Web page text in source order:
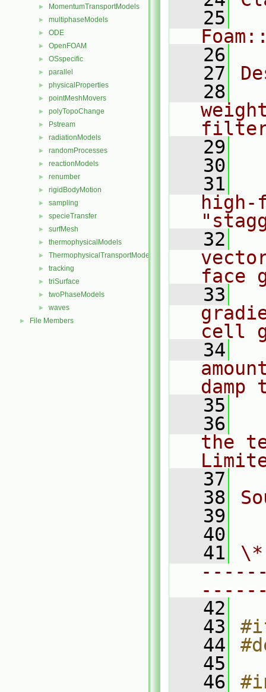
► MomentumTransportModels
► multiphaseModels
► ODE
► OpenFOAM
► OSspecific
► parallel
► physicalProperties
► pointMeshMovers
► polyTopoChange
► Pstream
► radiationModels
► randomProcesses
► reactionModels
► renumber
► rigidBodyMotion
► sampling
► specieTransfer
► surfMesh
► thermophysicalModels
► ThermophysicalTransportModels
► tracking
► triSurface
► twoPhaseModels
► waves
► File Members
   25
   26
   27
   28
   29
   30
   31
high-
   32
face
   33
cell
   34
damp
   35
   36
the
   37
   38
   39
   40
   41
   42
   43
   44
   45
   46